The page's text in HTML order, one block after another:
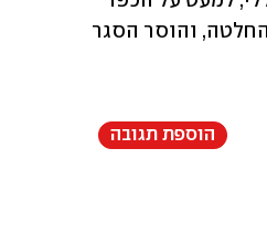
הוספת תגובה